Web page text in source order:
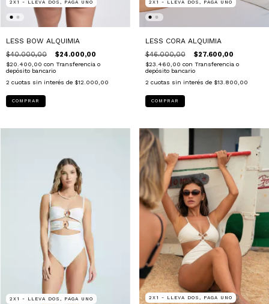
2X1 - LLEVA DOS, PAGA UNO
LESS BOW ALQUIMIA
$40.000,00 $24.000,00
$20.400,00 con Transferencia o
depósito bancario
2 cuotas sin interés de $12.000,00
COMPRAR
2X1 - LLEVA DOS, PAGA UNO
LESS CORA ALQUIMIA
$46.000,00 $27.600,00
$23.460,00 con Transferencia o
depósito bancario
2 cuotas sin interés de $13.800,00
COMPRAR
2X1 - LLEVA DOS, PAGA UNO 2X1 - LLEVA DOS, PAGA UNO